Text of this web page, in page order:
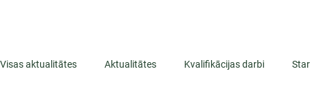
Visas aktualitātes Aktualitātes Kvalifikācijas darbi